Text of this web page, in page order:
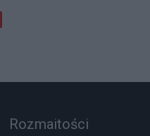
Rozmaitości